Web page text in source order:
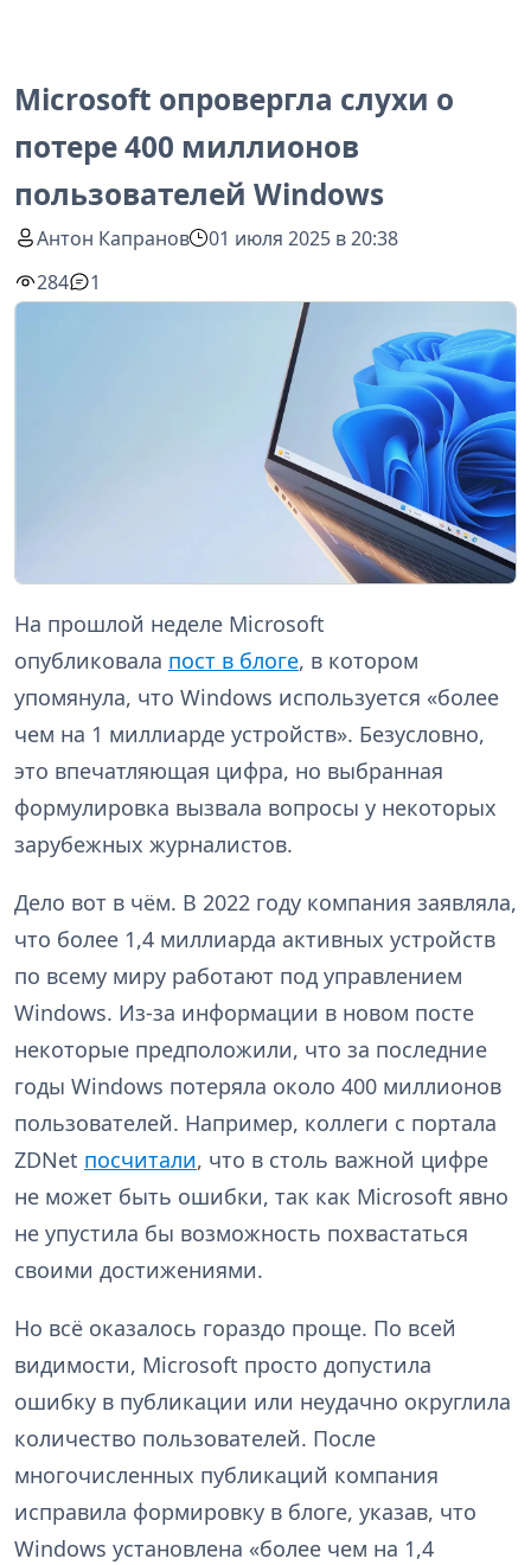
Microsoft опровергла слухи о
потере 400 миллионов
пользователей Windows
Антон Капранов
01 июля 2025 в 20:38
284
1
На прошлой неделе Microsoft
опубликовала пост в блоге, в котором
упомянула, что Windows используется «более
чем на 1 миллиарде устройств». Безусловно,
это впечатляющая цифра, но выбранная
формулировка вызвала вопросы у некоторых
зарубежных журналистов.
Дело вот в чём. В 2022 году компания заявляла,
что более 1,4 миллиарда активных устройств
по всему миру работают под управлением
Windows. Из-за информации в новом посте
некоторые предположили, что за последние
годы Windows потеряла около 400 миллионов
пользователей. Например, коллеги с портала
ZDNet посчитали, что в столь важной цифре
не может быть ошибки, так как Microsoft явно
не упустила бы возможность похвастаться
своими достижениями.
Но всё оказалось гораздо проще. По всей
видимости, Microsoft просто допустила
ошибку в публикации или неудачно округлила
количество пользователей. После
многочисленных публикаций компания
исправила формировку в блоге, указав, что
Windows установлена «более чем на 1,4